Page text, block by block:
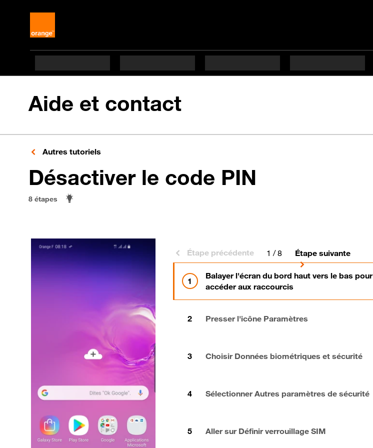
Aide et contact
Autres tutoriels
Désactiver le code PIN
8 étapes
Étape précédente 1 / 8 Étape suivante
Balayer l'écran du bord haut vers le bas pour
accéder aux raccourcis
Presser l'icône Paramètres
Choisir Données biométriques et sécurité
Sélectionner Autres paramètres de sécurité
Aller sur Définir verrouillage SIM